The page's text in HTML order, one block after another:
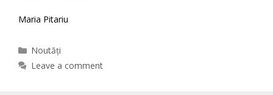
Maria Pitariu
Categories
Noutăți
Leave a comment